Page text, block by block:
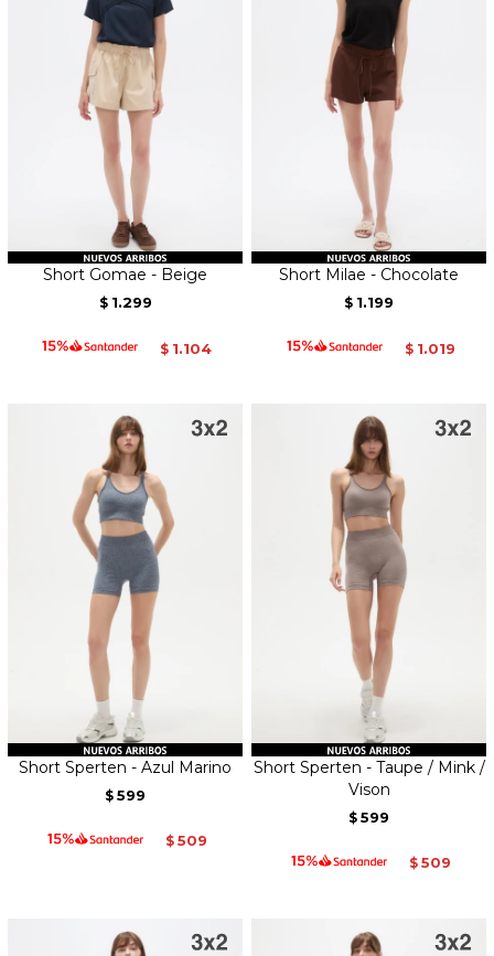
Short Gomae - Beige
$ 1.299
$ 1.104
Short Milae - Chocolate
$ 1.199
$ 1.019
Short Sperten - Azul Marino
$ 599
$ 509
Short Sperten - Taupe / Mink /
Vison
$ 599
$ 509